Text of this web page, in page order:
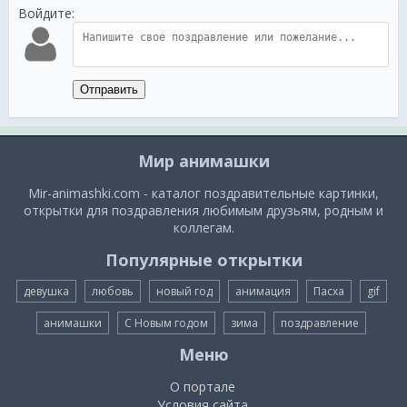
Войдите:
Отправить
Мир анимашки
Mir-animashki.com - каталог поздравительные картинки,
открытки для поздравления любимым друзьям, родным и
коллегам.
Популярные открытки
девушка любовь новый год анимация Пасха gif
анимашки С Новым годом зима поздравление
Меню
О портале